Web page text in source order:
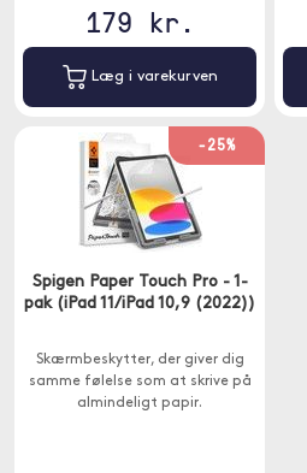
179 kr.
Læg i varekurven
-25%
Spigen Paper Touch Pro - 1-
pak (iPad 11/iPad 10,9 (2022))
Skærmbeskytter, der giver dig
samme følelse som at skrive på
almindeligt papir.